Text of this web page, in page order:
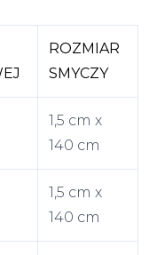
ROZMIAR
SMYCZY
1,5 cm x
140 cm
1,5 cm x
140 cm